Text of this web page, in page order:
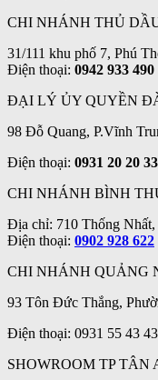
CHI NHÁNH THỦ
31/111 khu phố 7, Phú
Điện thoại: 0942 933 490
ĐẠI LÝ ỦY QUYỀN
98 Đỗ Quang, P.Vĩnh
Điện thoại: 0931 20 20 33
CHI NHÁNH BÌNH
Địa chỉ: 710 Thống
Điện thoại: 0902 928 622
CHI NHÁNH QUẢNG
93 Tôn Đức Thắng,
Điện thoại: 0931 55 43 43
SHOWROOM TP TÂN